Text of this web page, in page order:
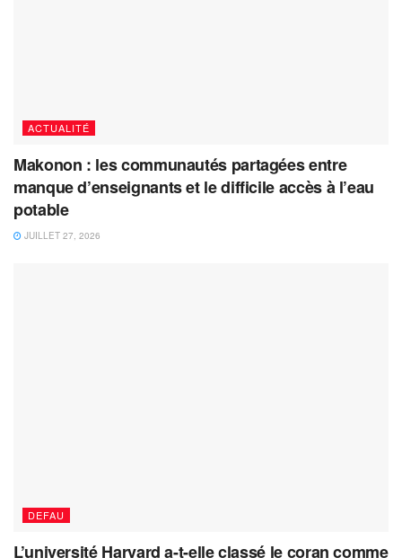
ACTUALITÉ
Makonon : les communautés partagées entre
manque d’enseignants et le difficile accès à l’eau
potable
JUILLET 27, 2026
DEFAU
L’université Harvard a-t-elle classé le coran comme